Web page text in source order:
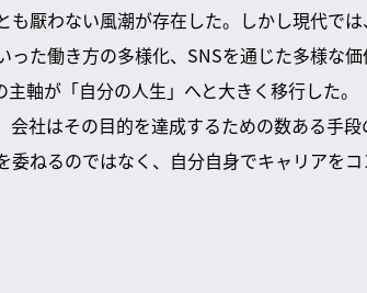
も厭わない風潮が存在した。しかし現代で
った働き方の多様化、SNSを通じた多様な
軸が「自分の人生」へと大きく移行した
会社はその目的を達成するための数ある手
委ねるのではなく、自分自身でキャリアを